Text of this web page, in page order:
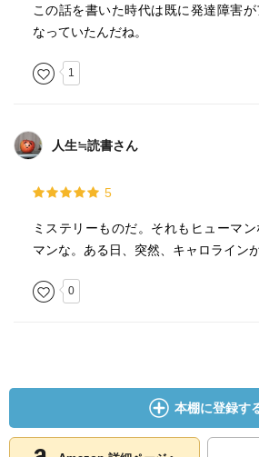
ることができるのか。そうでありたい
ロラインに魅了されるしカニグズバー
この話を書いた時代は既に発達障害
なっていたんだね。
1
人生≒読書さん
5
ミステリーものだ。それもヒューマ
マンな。ある日、突然、キャロライン
0
本棚に登録す